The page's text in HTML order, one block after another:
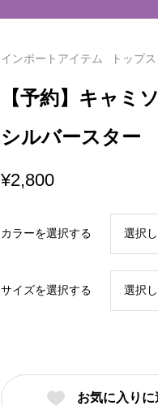
インポートアイテム トップス
【予約】キャ
シルバース
¥2,800
カラーを選択する
サイズを選択する
お気に入り